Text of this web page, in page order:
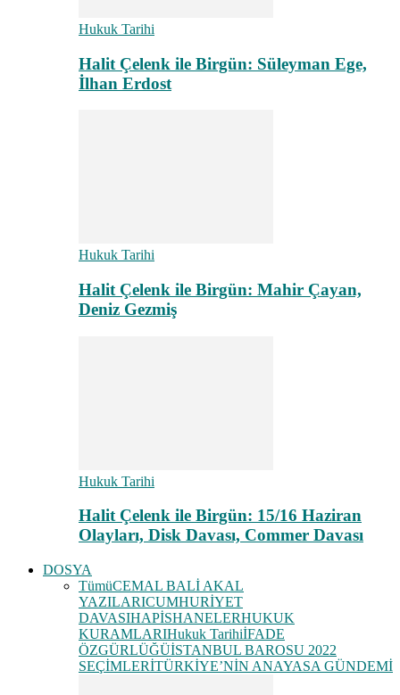
Hukuk Tarihi
Halit Çelenk ile Birgün: Süleyman Ege,
İlhan Erdost
Hukuk Tarihi
Halit Çelenk ile Birgün: Mahir Çayan,
Deniz Gezmiş
Hukuk Tarihi
Halit Çelenk ile Birgün: 15/16 Haziran
Olayları, Disk Davası, Commer Davası
DOSYA
TümüCEMAL BALİ AKAL
YAZILARICUMHURİYET
DAVASIHAPİSHANELERHUKUK
KURAMLARIHukuk TarihiİFADE
ÖZGÜRLÜĞÜİSTANBUL BAROSU 2022
SEÇİMLERİTÜRKİYE’NİN ANAYASA GÜNDEMİ